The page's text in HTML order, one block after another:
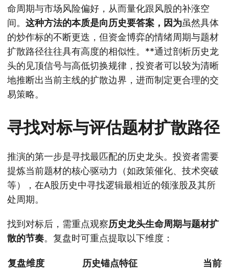
命周期与市场风险偏好，从而量化跟风股的补涨空
间。 这种方法的本质是向历史要答案，因为虽然具体
的炒作标的不断更迭，但资金博弈的情绪周期与题材
扩散路径往往具有高度的相似性。**通过剖析历史龙
头的见顶信号与高低切换规律，投资者可以较为清晰
地推断出当前主线的扩散边界，进而制定更合理的交
易策略。
寻找对标与评估题材扩散路径
推演的第一步是寻找最匹配的历史龙头。投资者需要
提炼当前题材的核心驱动力（如政策催化、技术突破
等），在A股历史中寻找逻辑最相近的领涨股及其所
处周期。
找到对标后，需重点观察历史龙头生命周期与题材扩
散的节奏。复盘时可重点提取以下维度：
复盘维度 历史锚点特征 当前